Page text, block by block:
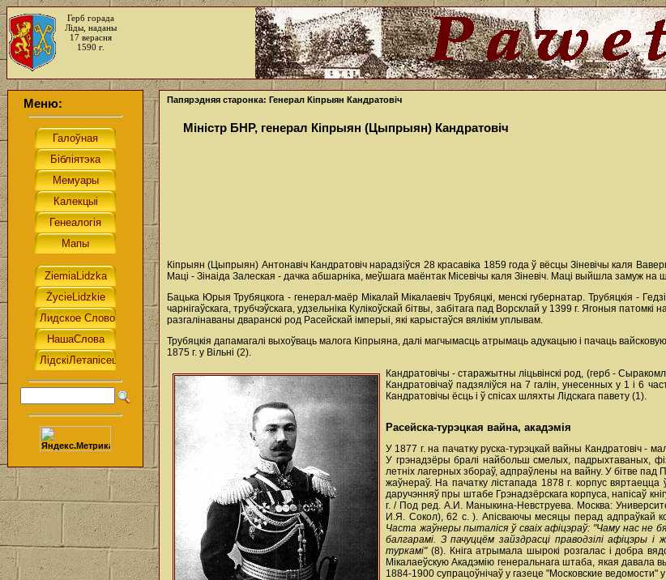
Герб горада
Ліды, наданы
17 верасня
1590 г.
Меню: Папярэдняя старонка: Генерал Кіпрыян Кандратовіч
Міністр БНР, генерал Кіпрыян (Цыпрыян) Кандратовіч
Кіпрыян (Цыпрыян) Антонавіч Кандратовіч нарадзіўся 28 красавіка 1859 года ў вёсцы Зіневічы каля
Маці - Зінаіда Залеская - дачка абшарніка, меўшага маёнтак Місевічы каля Зіневіч. Маці выйшла замуж на
Бацька Юрыя Трубяцкога - генерал-маёр Мікалай Мікалаевіч Трубяцкі, менскі губернатар. Трубяцкія -
чарнігаўскага, трубчэўскага, удзельніка Кулікоўскай бітвы, забітага пад Ворсклай у 1399 г. Ягоныя
разгалінаваны дваранскі род Расейскай імперыі, які карыстаўся вялікім уплывам.
Трубяцкія дапамагалі выхоўваць малога Кіпрыяна, далі магчымасць атрымаць адукацыю і пачаць
1875 г. у Вільні (2).
Кандратовічы - старажытны ліцьвінскі род, (герб -
Кандратовічаў падзяліўся на 7 галін, унесенных у 1 і 6
Кандратовічы ёсць і ў спісах шляхты Лідскага павету (1).
Расейска-турэцкая вайна, акадэмія
У 1877 г. на пачатку руска-турэцкай вайны Кандратовіч -
У грэнадзёры бралі найбольш смелых, падрыхтаваных,
летніх лагерных збораў, адпраўлены на вайну. У бітве пад
жаўнераў. На пачатку лістапада 1878 г. корпус
даручэнняў пры штабе Грэнадзёрскага корпуса, напісаў
г. / Под ред. А.И. Маныкина-Невструева. Москва:
И.Я. Сокол), 62 с. ). Апісваючы месяцы перад адпраўкай
Часта жаўнеры пыталіся ў сваіх афіцэраў: "Чаму нас не
балгарамі. З пачуццём зайздрасці праводзілі афіцэры
туркамі"(8). Кніга атрымала шырокі розгалас і добра
Мікалаеўскую Акадэмію генеральнага штаба, якая давала
1884-1900 супрацоўнічаў у газеце "Московские ведомости" у